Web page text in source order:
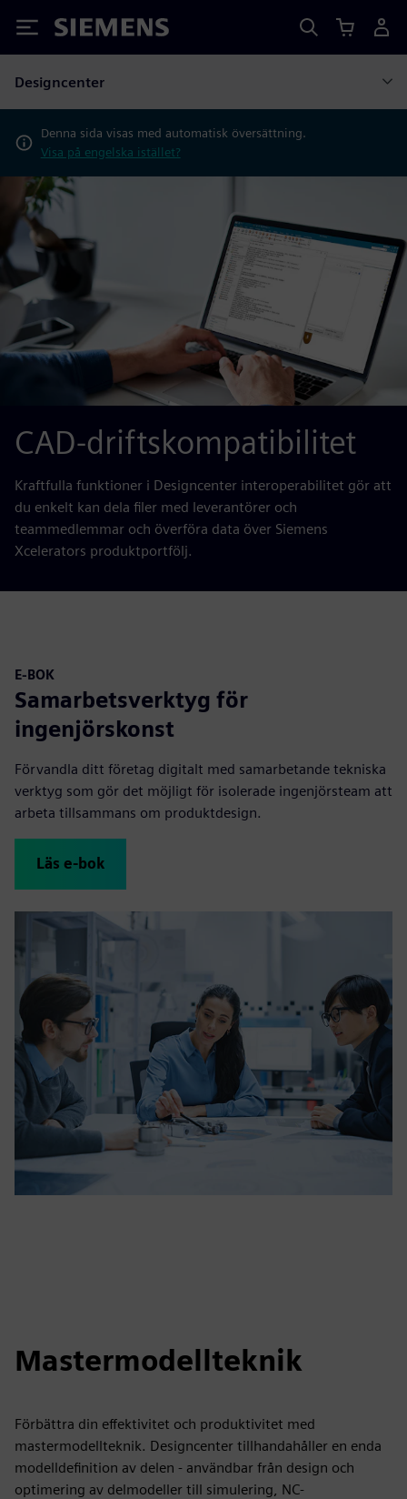
Siemens
Designcenter
Denna sida visas med automatisk översättning.
Visa på engelska istället?
CAD-driftskompatibilitet
Kraftfulla funktioner i Designcenter interoperabilitet gör att
du enkelt kan dela filer med leverantörer och
teammedlemmar och överföra data över Siemens
Xcelerators produktportfölj.
E-BOK
Samarbetsverktyg för
ingenjörskonst
Förvandla ditt företag digitalt med samarbetande tekniska
verktyg som gör det möjligt för isolerade ingenjörsteam att
arbeta tillsammans om produktdesign.
Läs e-bok
Mastermodellteknik
Förbättra din effektivitet och produktivitet med
mastermodellteknik. Designcenter tillhandahåller en enda
modelldefinition av delen - användbar från design och
optimering av delmodeller till simulering, NC-